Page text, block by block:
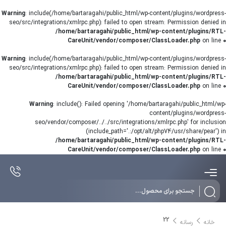
Warning: include(/home/bartaragahi/public_html/wp-content/plugins/wordpress-
seo/src/integrations/xmlrpc.php): failed to open stream: Permission denied in
/home/bartaragahi/public_html/wp-content/plugins/RTL-
CareUnit/vendor/composer/ClassLoader.php on line 0
Warning: include(/home/bartaragahi/public_html/wp-content/plugins/wordpress-
seo/src/integrations/xmlrpc.php): failed to open stream: Permission denied in
/home/bartaragahi/public_html/wp-content/plugins/RTL-
CareUnit/vendor/composer/ClassLoader.php on line 0
Warning: include(): Failed opening '/home/bartaragahi/public_html/wp-
content/plugins/wordpress-
seo/vendor/composer/../../src/integrations/xmlrpc.php' for inclusion
(include_path='.:/opt/alt/php74/usr/share/pear') in
/home/bartaragahi/public_html/wp-content/plugins/RTL-
CareUnit/vendor/composer/ClassLoader.php on line 0
خانه رسانه 22